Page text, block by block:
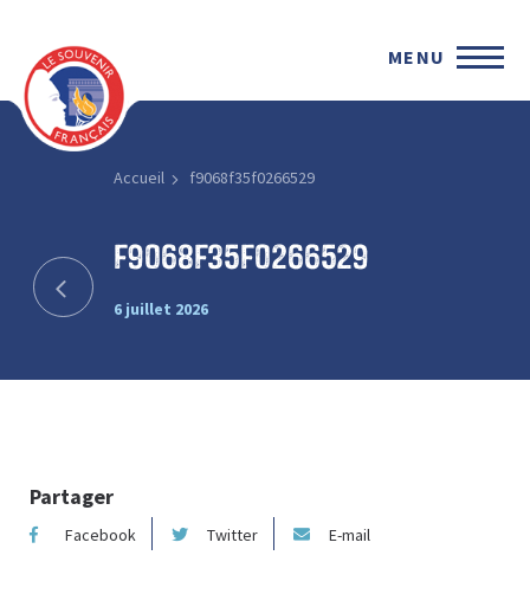
MENU
Accueil f9068f35f0266529
f9068f35f0266529
6 juillet 2026
Partager
Facebook Twitter E-mail